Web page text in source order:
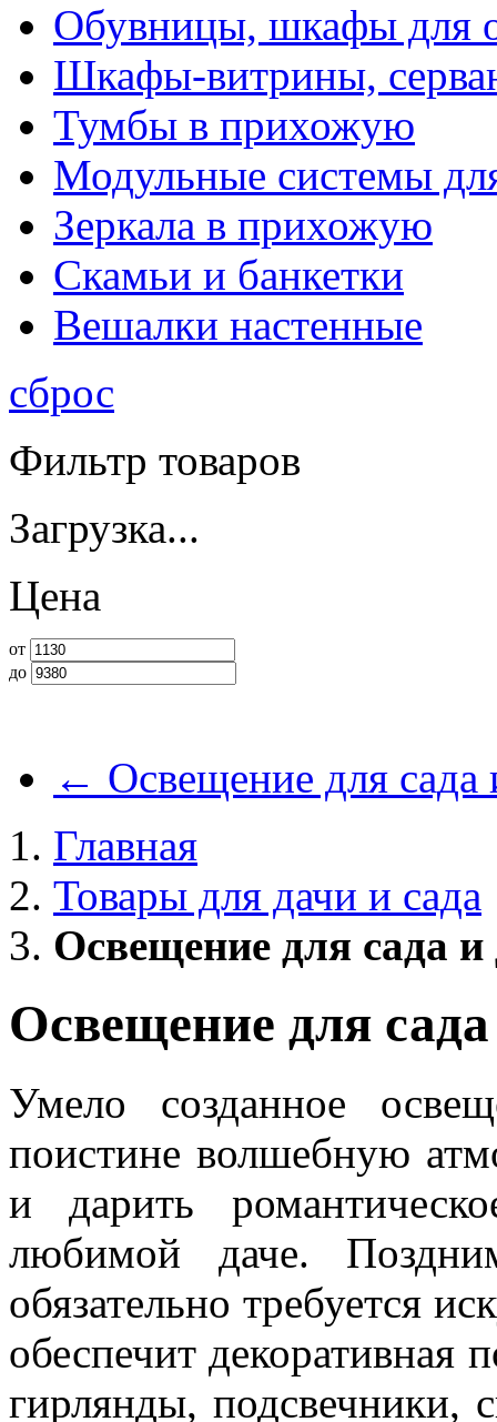
Обувницы, шкафы для
Шкафы-витрины,
Тумбы в прихожую
Модульные системы
Зеркала в прихожую
Скамьи и банкетки
Вешалки настенные
сброс
Фильтр товаров
Загрузка...
Цена
от
до
← Освещение для сада
Главная
Товары для дачи и сада
Освещение для сада и
Освещение для
Умело созданное
поистине волшебную
и дарить
любимой даче.
обязательно требуется
обеспечит декоративная
гирлянды, подсвечники,